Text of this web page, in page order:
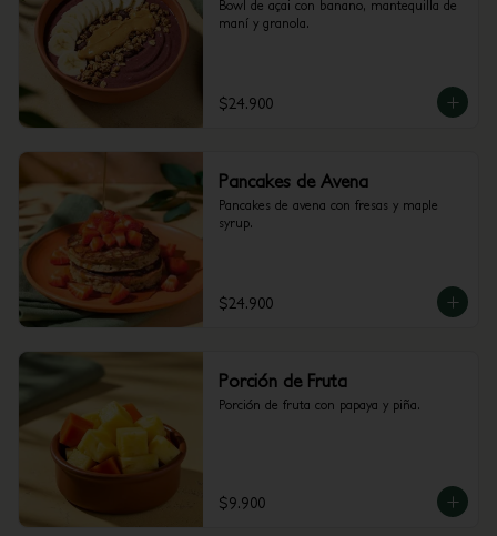
Bowl de açai con banano, mantequilla de
maní y granola.
$24.900
Pancakes de Avena
Pancakes de avena con fresas y maple
syrup.
$24.900
Porción de Fruta
Porción de fruta con papaya y piña.
$9.900